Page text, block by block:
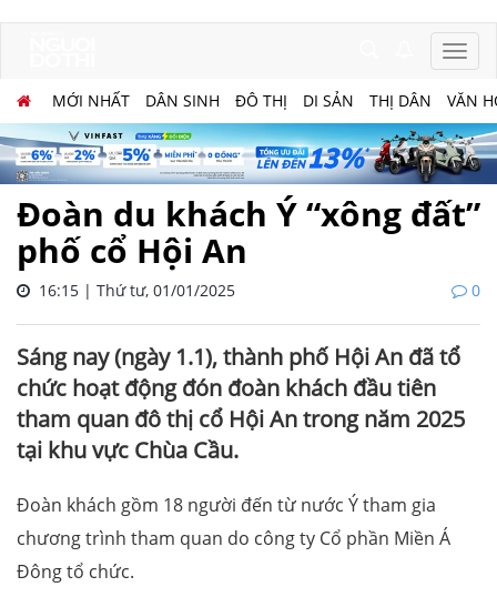
MỚI NHẤT DÂN SINH ĐÔ THỊ DI SẢN THỊ DÂN VĂN
Đoàn du khách Ý “xông đất”
phố cổ Hội An
16:15 | Thứ tư, 01/01/2025 0
Sáng nay (ngày 1.1), thành phố Hội An đã tổ
chức hoạt động đón đoàn khách đầu tiên
tham quan đô thị cổ Hội An trong năm 2025
tại khu vực Chùa Cầu.
Đoàn khách gồm 18 người đến từ nước Ý tham gia
chương trình tham quan do công ty Cổ phần Miền Á
Đông tổ chức.